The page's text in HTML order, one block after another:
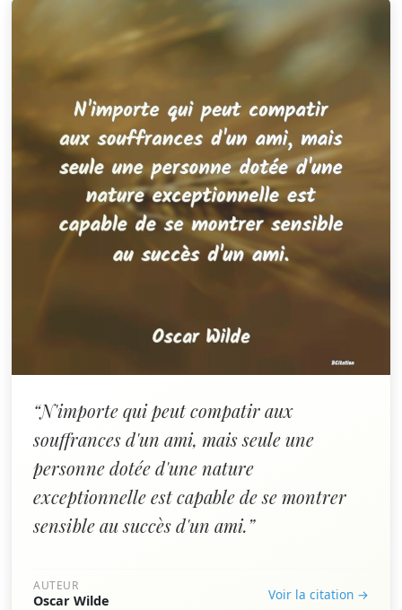
“N'importe qui peut compatir aux
souffrances d'un ami, mais seule une
personne dotée d'une nature
exceptionnelle est capable de se montrer
sensible au succès d'un ami.”
AUTEUR
Oscar Wilde Voir la citation →